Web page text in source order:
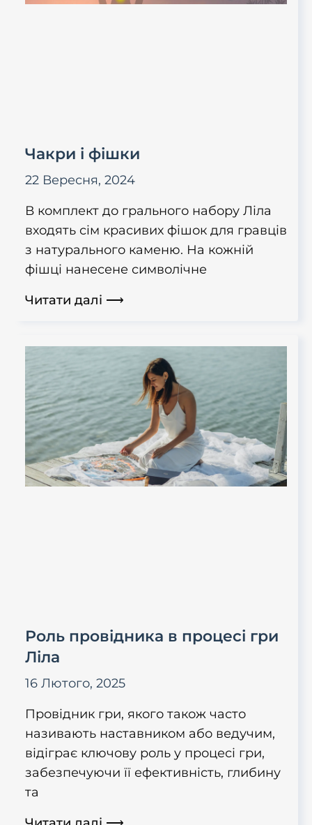
Чакри і фішки
22 Вересня, 2024
В комплект до грального набору Ліла
входять сім красивих фішок для гравців
з натурального каменю. На кожній
фішці нанесене символічне
Читати далі ⟶
Роль провідника в процесі гри
Ліла
16 Лютого, 2025
Провідник гри, якого також часто
називають наставником або ведучим,
відіграє ключову роль у процесі гри,
забезпечуючи її ефективність, глибину
та